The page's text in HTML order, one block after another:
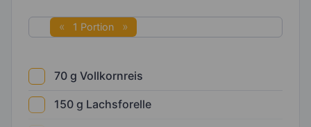
1 Portion
70 g Vollkornreis
150 g Lachsforelle